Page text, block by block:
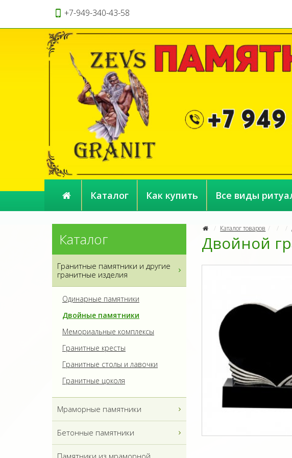
+7-949-340-43-58
Каталог Как купить Все виды
Каталог товаров
Двойной
Каталог
Гранитные памятники и другие
гранитные изделия
Одинарные памятники
Двойные памятники
Мемориальные комплексы
Гранитные кресты
Гранитные столы и лавочки
Гранитные цоколя
Мраморные памятники
Бетонные памятники
Памятники из мраморной